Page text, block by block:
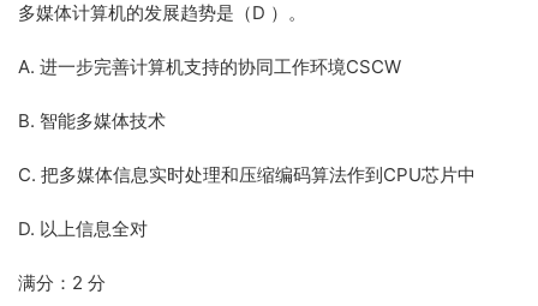
多媒体计算机的发展趋势是（D ）。
A. 进一步完善计算机支持的协同工作环境CSCW
B. 智能多媒体技术
C. 把多媒体信息实时处理和压缩编码算法作到CPU芯片中
D. 以上信息全对
满分：2 分